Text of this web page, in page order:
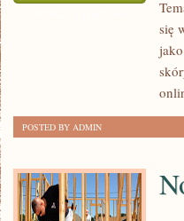
GWIAZD
się
POSTED BY ADMIN